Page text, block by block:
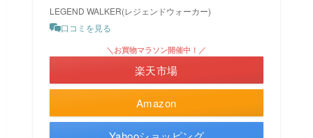
LEGEND WALKER(レジェンドウォーカー)
口コミを見る
Amazon
＼お買物マラソン開催中！／
楽天市場